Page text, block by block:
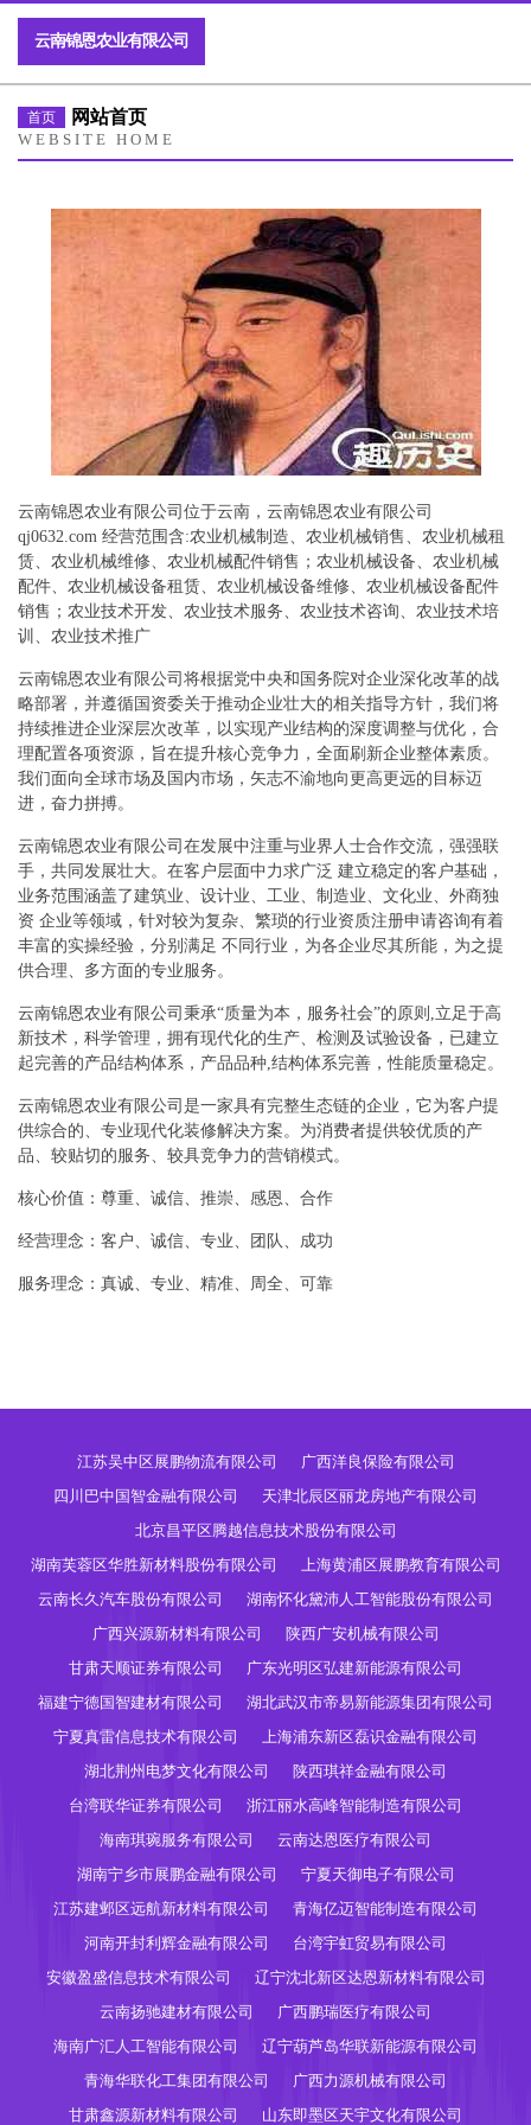
云南锦恩农业有限公司
首页 网站首页
WEBSITE HOME
云南锦恩农业有限公司位于云南，云南锦恩农业有限公司
qj0632.com 经营范围含:农业机械制造、农业机械销售、农业机械租
赁、农业机械维修、农业机械配件销售；农业机械设备、农业机械
配件、农业机械设备租赁、农业机械设备维修、农业机械设备配件
销售；农业技术开发、农业技术服务、农业技术咨询、农业技术培
训、农业技术推广
云南锦恩农业有限公司将根据党中央和国务院对企业深化改革的战
略部署，并遵循国资委关于推动企业壮大的相关指导方针，我们将
持续推进企业深层次改革，以实现产业结构的深度调整与优化，合
理配置各项资源，旨在提升核心竞争力，全面刷新企业整体素质。
我们面向全球市场及国内市场，矢志不渝地向更高更远的目标迈
进，奋力拼搏。
云南锦恩农业有限公司在发展中注重与业界人士合作交流，强强联
手，共同发展壮大。在客户层面中力求广泛 建立稳定的客户基础，
业务范围涵盖了建筑业、设计业、工业、制造业、文化业、外商独
资 企业等领域，针对较为复杂、繁琐的行业资质注册申请咨询有着
丰富的实操经验，分别满足 不同行业，为各企业尽其所能，为之提
供合理、多方面的专业服务。
云南锦恩农业有限公司秉承“质量为本，服务社会”的原则,立足于高
新技术，科学管理，拥有现代化的生产、检测及试验设备，已建立
起完善的产品结构体系，产品品种,结构体系完善，性能质量稳定。
云南锦恩农业有限公司是一家具有完整生态链的企业，它为客户提
供综合的、专业现代化装修解决方案。为消费者提供较优质的产
品、较贴切的服务、较具竞争力的营销模式。
核心价值：尊重、诚信、推崇、感恩、合作
经营理念：客户、诚信、专业、团队、成功
服务理念：真诚、专业、精准、周全、可靠
江苏吴中区展鹏物流有限公司
广西洋良保险有限公司
四川巴中国智金融有限公司
天津北辰区丽龙房地产有限公司
北京昌平区腾越信息技术股份有限公司
湖南芙蓉区华胜新材料股份有限公司
上海黄浦区展鹏教育有限公司
云南长久汽车股份有限公司
湖南怀化黛沛人工智能股份有限公司
广西兴源新材料有限公司
陕西广安机械有限公司
甘肃天顺证券有限公司
广东光明区弘建新能源有限公司
福建宁德国智建材有限公司
湖北武汉市帝易新能源集团有限公司
宁夏真雷信息技术有限公司
上海浦东新区磊识金融有限公司
湖北荆州电梦文化有限公司
陕西琪祥金融有限公司
台湾联华证券有限公司
浙江丽水高峰智能制造有限公司
海南琪琬服务有限公司
云南达恩医疗有限公司
湖南宁乡市展鹏金融有限公司
宁夏天御电子有限公司
江苏建邺区远航新材料有限公司
青海亿迈智能制造有限公司
河南开封利辉金融有限公司
台湾宇虹贸易有限公司
安徽盈盛信息技术有限公司
辽宁沈北新区达恩新材料有限公司
云南扬驰建材有限公司
广西鹏瑞医疗有限公司
海南广汇人工智能有限公司
辽宁葫芦岛华联新能源有限公司
青海华联化工集团有限公司
广西力源机械有限公司
甘肃鑫源新材料有限公司
山东即墨区天宇文化有限公司